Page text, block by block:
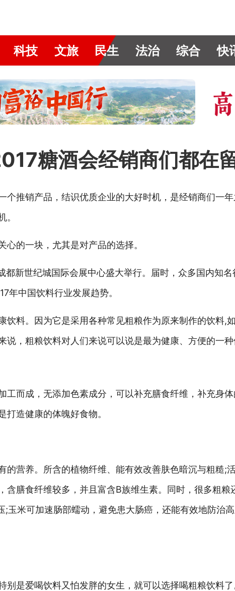
科技 文旅 民生 法治 综合 快
糖酒会经销商们都在
个推销产品，结识优质企业的大好时机，是经销商们一
。
的一块，尤其是对产品的选择。
新世纪城国际会展中心盛大举行。届时，众多国内知名
年中国饮料行业发展趋势。
饮料。因为它是采用各种常见粗粮作为原来制作的饮料,
，粗粮饮料对人们来说可以说是最为健康、方便的一种
而成，无添加色素成分，可以补充膳食纤维，补充身体
造健康的体魄好食物。
的营养。所含的植物纤维、能有效改善肤色暗沉与粗糙;
含膳食纤维较多，并且富含B族维生素。同时，很多粗粮
;玉米可加速肠部蠕动，避免患大肠癌，还能有效地防治
别是爱喝饮料又怕发胖的女生，就可以选择喝粗粮饮料